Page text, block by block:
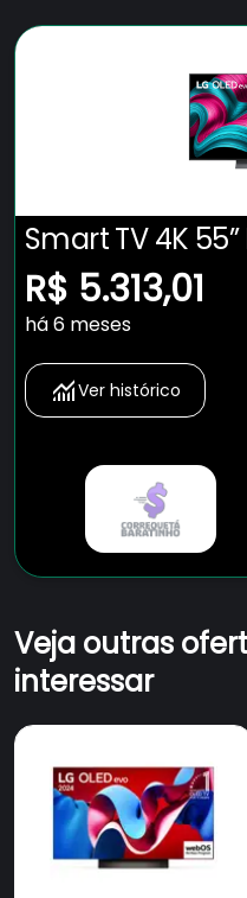
Smart TV 4K 55”
OLED55C5PSA
até 144Hz
R$ 5.313,01
há 6 meses
Ver histórico
Veja outras
interessar